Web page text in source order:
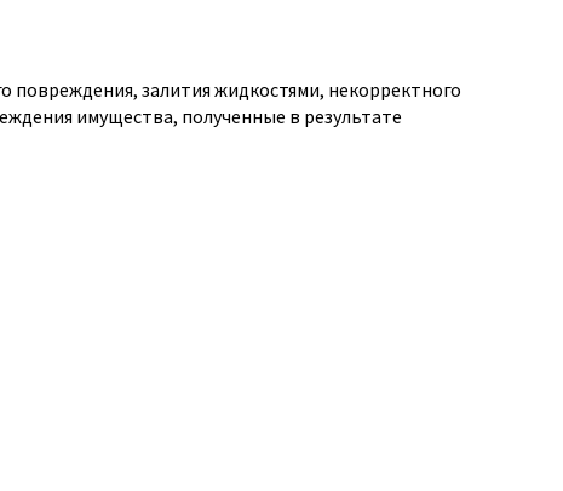
повреждения, залития жидкостями, некорректного
имущества, полученные в результате